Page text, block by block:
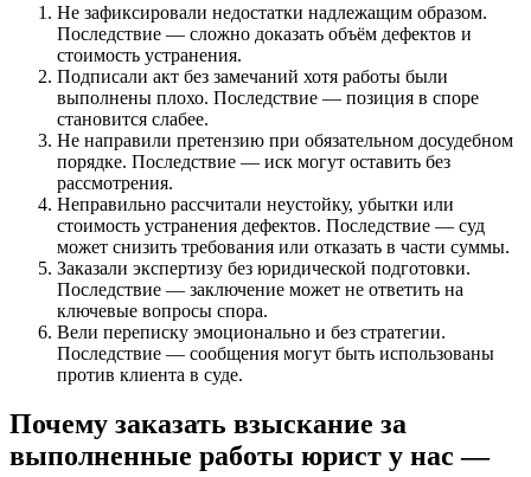
Не зафиксировали недостатки надлежащим образом.
Последствие — сложно доказать объём дефектов и
стоимость устранения.
Подписали акт без замечаний хотя работы были
выполнены плохо. Последствие — позиция в споре
становится слабее.
Не направили претензию при обязательном досудебном
порядке. Последствие — иск могут оставить без
рассмотрения.
Неправильно рассчитали неустойку, убытки или
стоимость устранения дефектов. Последствие — суд
может снизить требования или отказать в части суммы.
Заказали экспертизу без юридической подготовки.
Последствие — заключение может не ответить на
ключевые вопросы спора.
Вели переписку эмоционально и без стратегии.
Последствие — сообщения могут быть использованы
против клиента в суде.
Почему заказать взыскание за
выполненные работы юрист у нас —